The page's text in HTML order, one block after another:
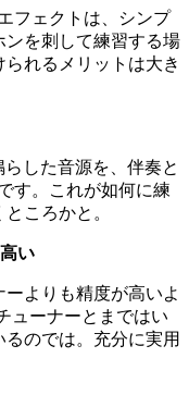
フェクトは、シンプ
ンを刺して練習する場
れるメリットは大き
らした音源を、伴奏と
す。これが如何に練
ころかと。
い
よりも精度が高いよ
ューナーとまではい
のでは。充分に実用